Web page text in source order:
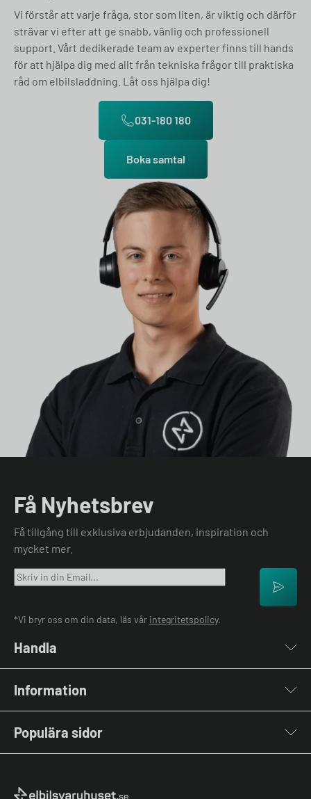
Vi förstår att varje fråga, stor som liten, är viktig och därför
strävar vi efter att ge snabb, vänlig och professionell
support. Vårt dedikerade team av experter finns till hands
för att hjälpa dig med allt från tekniska frågor till praktiska
råd om elbilsladdning. Låt oss hjälpa dig!
031-180 180
Boka samtal
Få Nyhetsbrev
Få tillgång till exklusiva erbjudanden, inspiration och
mycket mer.
*Vi bryr oss om din data, läs vår integritetspolicy.
Handla
Laddkablar
Kabelhållare
Stolpar & Fästen
Portabla Laddare
Övriga tillbehör
Information
Kontakta oss
Vanliga frågor & svar
El-lexikon
Populära sidor
Elbilsladdare företag